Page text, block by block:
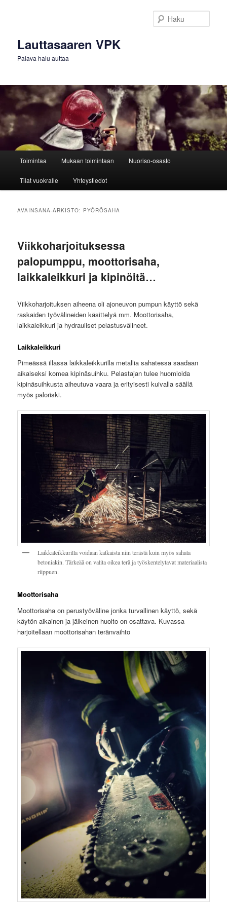
Lauttasaaren VPK
Palava halu auttaa
Toimintaa Mukaan toimintaan Nuoriso-osasto
Tilat vuokralle Yhteystiedot
AVAINSANA-ARKISTO: PYÖRÖSAHA
Viikkoharjoituksessa
palopumppu, moottorisaha,
laikkaleikkuri ja kipinöitä…
Viikkoharjoituksen aiheena oli ajoneuvon pumpun käyttö sekä
raskaiden työvälineiden käsittelyä mm. Moottorisaha,
laikkaleikkuri ja hydrauliset pelastusvälineet.
Laikkaleikkuri
Pimeässä illassa laikkaleikkurilla metallia sahatessa saadaan
aikaiseksi komea kipinäsuihku. Pelastajan tulee huomioida
kipinäsuihkusta aiheutuva vaara ja erityisesti kuivalla säällä
myös paloriski.
Laikkaleikkurilla voidaan katkaista niin terästä kuin myös sahata
betoniakin. Tärkeää on valita oikea terä ja työskentelytavat materiaalista
riippuen.
Moottorisaha
Moottorisaha on perustyöväline jonka turvallinen käyttö, sekä
käytön aikainen ja jälkeinen huolto on osattava. Kuvassa
harjoitellaan moottorisahan teränvaihto